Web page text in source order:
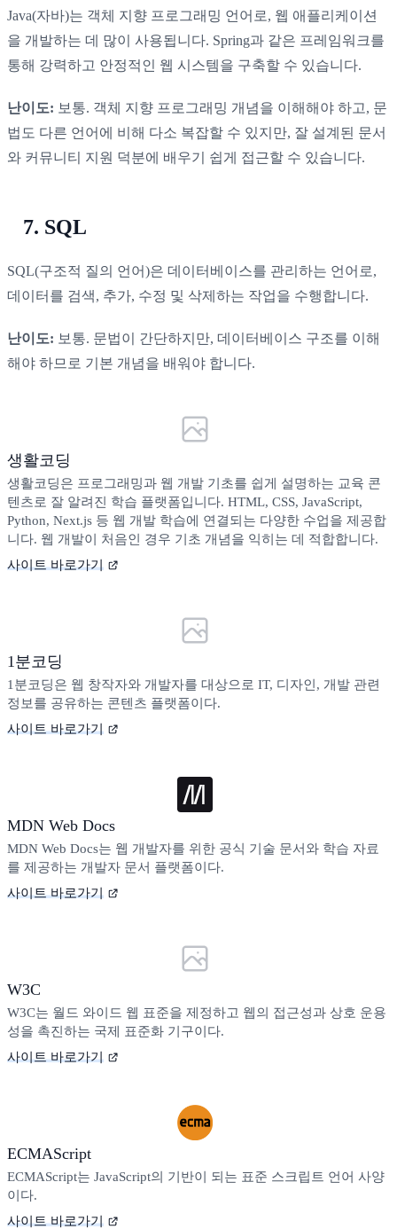
Java(자바)는 객체 지향 프로그래밍 언어로, 웹 애플리케이션
을 개발하는 데 많이 사용됩니다. Spring과 같은 프레임워크를
통해 강력하고 안정적인 웹 시스템을 구축할 수 있습니다.
난이도: 보통. 객체 지향 프로그래밍 개념을 이해해야 하고, 문
법도 다른 언어에 비해 다소 복잡할 수 있지만, 잘 설계된 문서
와 커뮤니티 지원 덕분에 배우기 쉽게 접근할 수 있습니다.
7. SQL
SQL(구조적 질의 언어)은 데이터베이스를 관리하는 언어로,
데이터를 검색, 추가, 수정 및 삭제하는 작업을 수행합니다.
난이도: 보통. 문법이 간단하지만, 데이터베이스 구조를 이해
해야 하므로 기본 개념을 배워야 합니다.
생활코딩
생활코딩은 프로그래밍과 웹 개발 기초를 쉽게 설명하는 교육 콘
텐츠로 잘 알려진 학습 플랫폼입니다. HTML, CSS, JavaScript,
Python, Next.js 등 웹 개발 학습에 연결되는 다양한 수업을 제공합
니다. 웹 개발이 처음인 경우 기초 개념을 익히는 데 적합합니다.
사이트 바로가기
1분코딩
1분코딩은 웹 창작자와 개발자를 대상으로 IT, 디자인, 개발 관련
정보를 공유하는 콘텐츠 플랫폼이다.
사이트 바로가기
MDN Web Docs
MDN Web Docs는 웹 개발자를 위한 공식 기술 문서와 학습 자료
를 제공하는 개발자 문서 플랫폼이다.
사이트 바로가기
W3C
W3C는 월드 와이드 웹 표준을 제정하고 웹의 접근성과 상호 운용
성을 촉진하는 국제 표준화 기구이다.
사이트 바로가기
ECMAScript
ECMAScript는 JavaScript의 기반이 되는 표준 스크립트 언어 사양
이다.
사이트 바로가기